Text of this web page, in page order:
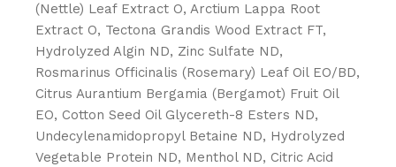
(Nettle) Leaf Extract O, Arctium Lappa Root
Extract O, Tectona Grandis Wood Extract FT,
Hydrolyzed Algin ND, Zinc Sulfate ND,
Rosmarinus Officinalis (Rosemary) Leaf Oil EO/BD,
Citrus Aurantium Bergamia (Bergamot) Fruit Oil
EO, Cotton Seed Oil Glycereth-8 Esters ND,
Undecylenamidopropyl Betaine ND, Hydrolyzed
Vegetable Protein ND, Menthol ND, Citric Acid